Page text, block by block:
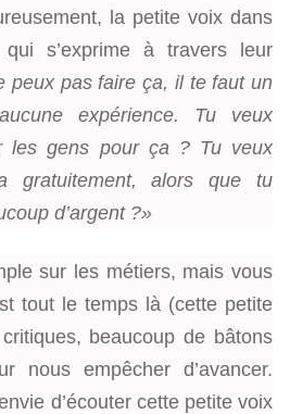
la petite voix dans
s’exprime à travers leur
peux pas faire ça, il te faut un
expérience. Tu veux
les gens pour ça ? Tu veux
gratuitement, alors que tu
d’argent ?»
sur les métiers, mais vous
tout le temps là (cette petite
beaucoup de bâtons
nous empêcher d’avancer.
d’écouter cette petite voix